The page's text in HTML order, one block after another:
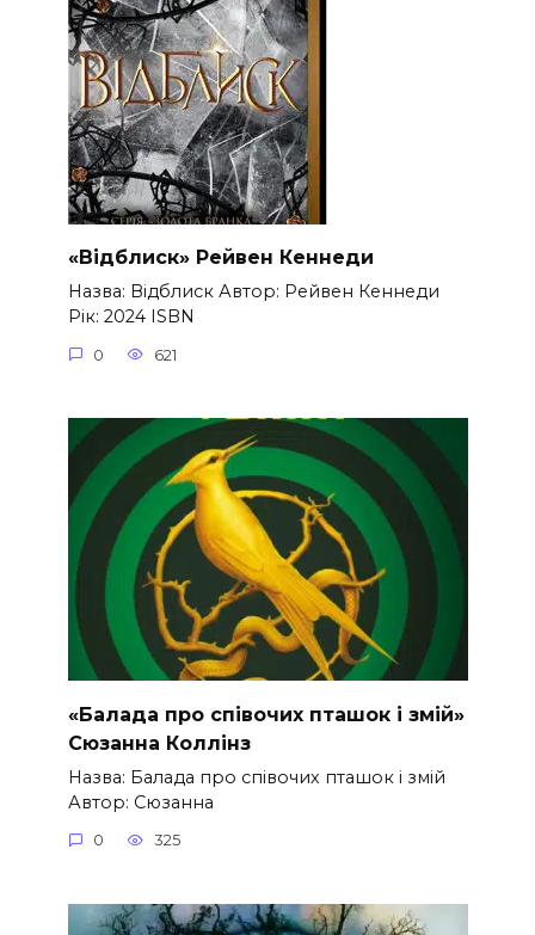
«Відблиск» Рейвен Кеннеди
Назва: Відблиск Автор: Рейвен Кеннеди
Рік: 2024 ISBN
0 621
«Балада про співочих пташок і змій»
Сюзанна Коллінз
Назва: Балада про співочих пташок і змій
Автор: Сюзанна
0 325